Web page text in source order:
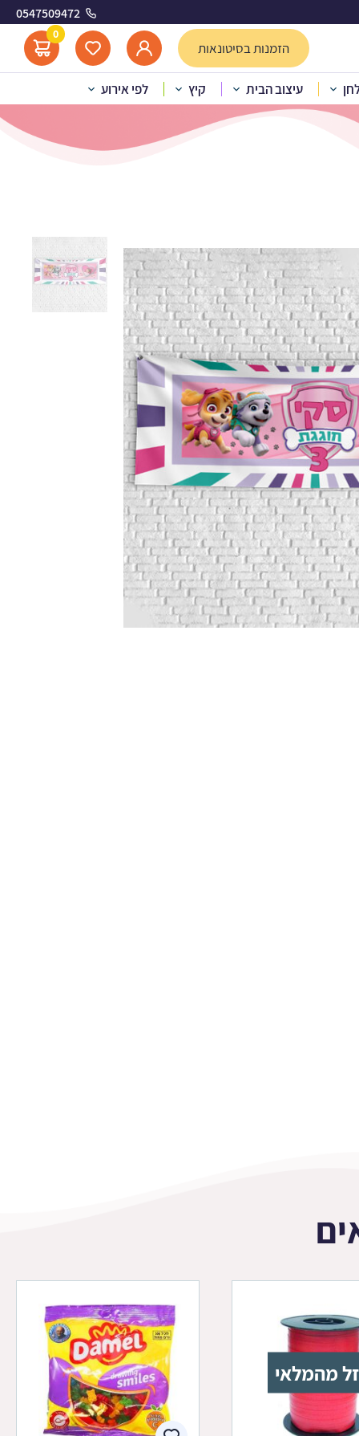
0547509472
הזמנות בסיטונאות
0
עיצוב הבית קיץ לפי אירוע
- בנות
אישי מפרץ ההרפתקאות – בנות
מהמלאי